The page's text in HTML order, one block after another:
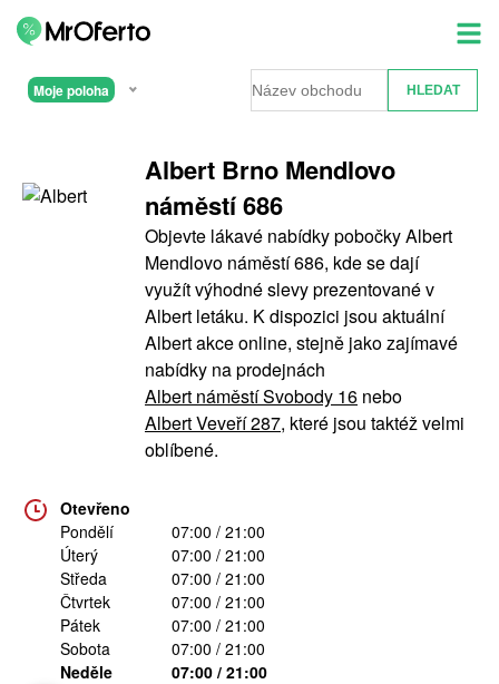
Moje poloha
Albert Brno Mendlovo
náměstí 686
Objevte lákavé nabídky pobočky Albert
Mendlovo náměstí 686, kde se dají
využít výhodné slevy prezentované v
Albert letáku. K dispozici jsou aktuální
Albert akce online, stejně jako zajímavé
nabídky na prodejnách
Albert náměstí Svobody 16 nebo
Albert Veveří 287, které jsou taktéž velmi
oblíbené.
Otevřeno
Pondělí
07:00 / 21:00
Úterý
07:00 / 21:00
Středa
07:00 / 21:00
Čtvrtek
07:00 / 21:00
Pátek
07:00 / 21:00
Sobota
07:00 / 21:00
Neděle
07:00 / 21:00